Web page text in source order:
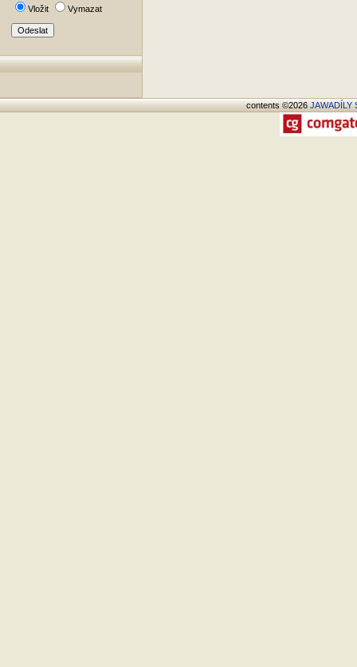
Vložit Vymazat
contents ©2026JAWADÍLY